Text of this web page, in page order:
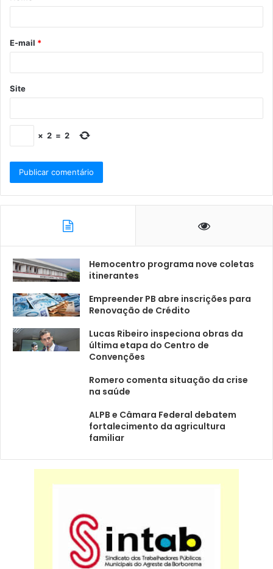
E-mail *
Site
× 2 = 2
Hemocentro programa nove coletas
itinerantes
Empreender PB abre inscrições para
Renovação de Crédito
Lucas Ribeiro inspeciona obras da
última etapa do Centro de
Convenções
Romero comenta situação da crise
na saúde
ALPB e Câmara Federal debatem
fortalecimento da agricultura
familiar